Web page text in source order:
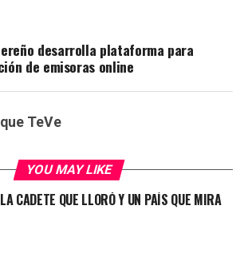
desarrolla plataforma para
de emisoras online
TeVe
YOU MAY LIKE
LA CADETE QUE LLORÓ Y UN PAÍS QUE MIRA